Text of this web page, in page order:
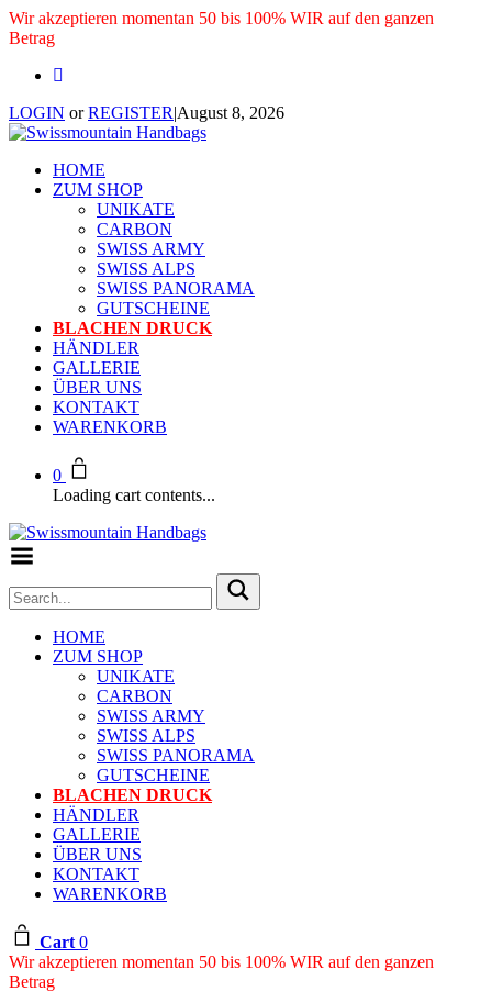
Wir akzeptieren momentan 50 bis 100% WIR auf den ganzen
Betrag
LOGIN orREGISTER|August 8, 2026
HOME
ZUM SHOP
UNIKATE
CARBON
SWISS ARMY
SWISS ALPS
SWISS PANORAMA
GUTSCHEINE
BLACHEN DRUCK
HÄNDLER
GALLERIE
ÜBER UNS
KONTAKT
WARENKORB
0
Loading cart contents...
HOME
ZUM SHOP
UNIKATE
CARBON
SWISS ARMY
SWISS ALPS
SWISS PANORAMA
GUTSCHEINE
BLACHEN DRUCK
HÄNDLER
GALLERIE
ÜBER UNS
KONTAKT
WARENKORB
Cart 0
Wir akzeptieren momentan 50 bis 100% WIR auf den ganzen
Betrag